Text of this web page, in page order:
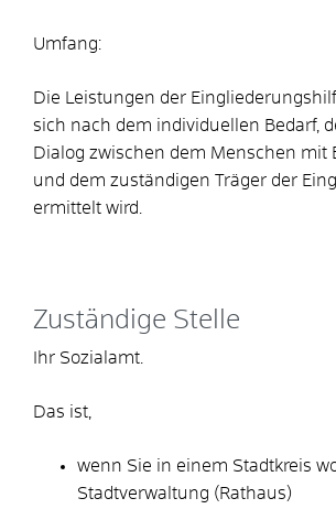
Umfang:
Die Leistungen der
sich nach dem individuellen Bedarf,
Dialog zwischen dem Menschen mit
und dem zuständigen Träger der
ermittelt wird.
Zuständige Stelle
Ihr Sozialamt.
Das ist,
wenn Sie in einem Stadtkreis
Stadtverwaltung (Rathaus)